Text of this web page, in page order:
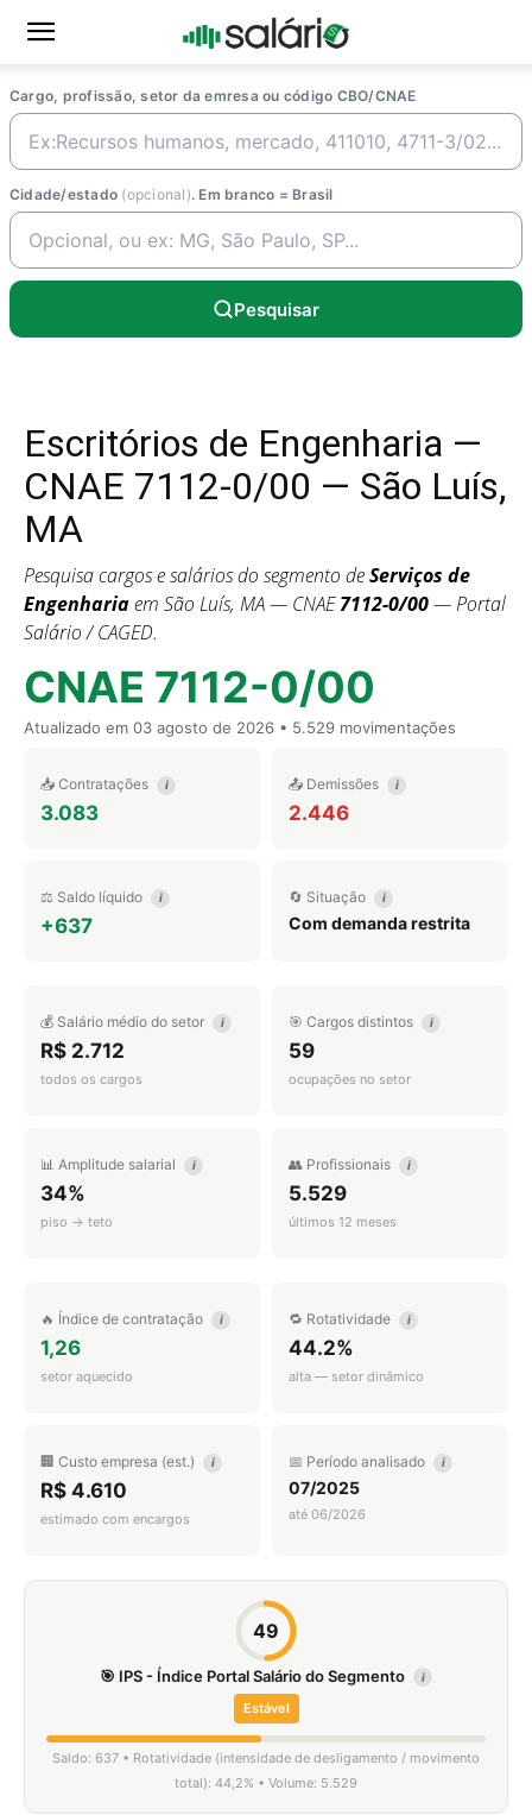
Cargo, profissão, setor da emresa ou código CBO/CNAE
Cidade/estado (opcional). Em branco = Brasil
Pesquisar
Escritórios de Engenharia —
CNAE 7112-0/00 — São Luís,
MA
Pesquisa cargos e salários do segmento deServiços de
Engenhariaem São Luís, MA — CNAE7112-0/00— Portal
Salário / CAGED.
CNAE 7112-0/00
Atualizado em 03 agosto de 2026 • 5.529 movimentações
📥 Contratações i
3.083
📤 Demissões i
2.446
⚖️ Saldo líquido i
+637
🔄 Situação i
Com demanda restrita
💰 Salário médio do setor i
R$ 2.712
todos os cargos
🎯 Cargos distintos i
59
ocupações no setor
📊 Amplitude salarial i
34%
piso → teto
👥 Profissionais i
5.529
últimos 12 meses
🔥 Índice de contratação i
1,26
setor aquecido
🔁 Rotatividade i
44.2%
alta — setor dinâmico
🏢 Custo empresa (est.) i
R$ 4.610
estimado com encargos
📅 Período analisado i
07/2025
até 06/2026
49
🎯 IPS - Índice Portal Salário do Segmento i
Estável
Saldo: 637 • Rotatividade (intensidade de desligamento / movimento
total): 44,2% • Volume: 5.529